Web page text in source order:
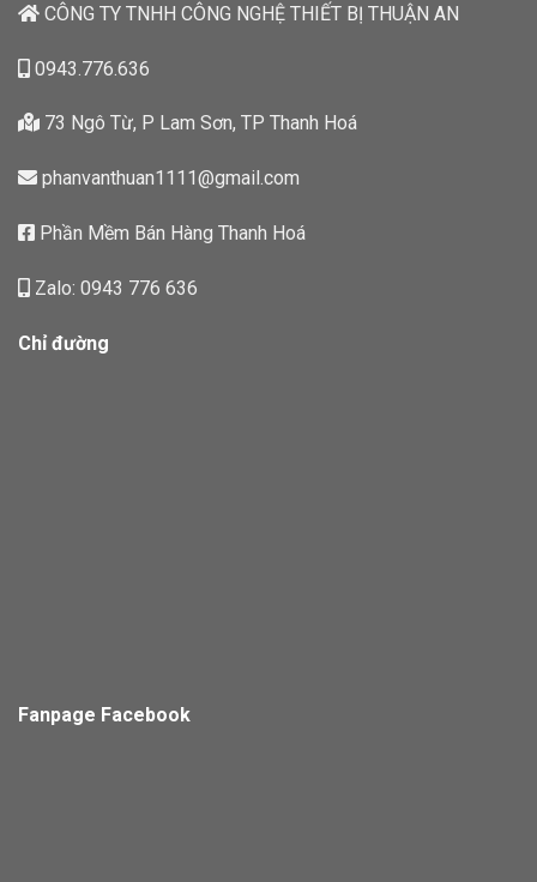
CÔNG TY TNHH CÔNG NGHỆ THIẾT BỊ THUẬN AN
0943.776.636
73 Ngô Từ, P Lam Sơn, TP Thanh Hoá
phanvanthuan1111@gmail.com
Phần Mềm Bán Hàng Thanh Hoá
Zalo: 0943 776 636
Chỉ đường
Fanpage Facebook